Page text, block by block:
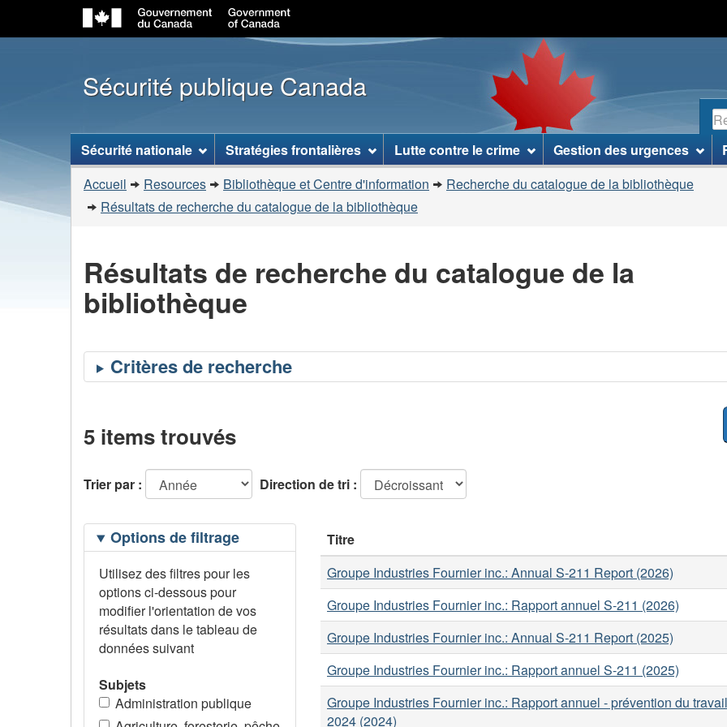
au
contenu
principal
à
«
propos
ce
site
»
à
la
version
simplifiée
Sécurité publique Canada
Menu
des
sujets
Sécurité nationale Stratégies frontalières Lutte contre le crime Gestion des urgences
Vous
êtes
Accueil Resources Bibliothèque et Centre d'information
Recherche du catalogue de la bibliothèque
Résultats de recherche du catalogue de la bibliothèque
Résultats de recherche du catalogue de la
bibliothèque
5 items trouvés
Trier par : Direction de tri :
Filtrage
desOptions de filtrage
Utilisez des filtres pour les
options ci-dessous pour
modifier l'orientation de vos
résultats dans le tableau de
données suivant
Subjets
Administration publique
Titre
Groupe Industries Fournier inc.: Annual S-211 Report (2026)
Groupe Industries Fournier inc.: Rapport annuel S-211 (2026)
Groupe Industries Fournier inc.: Annual S-211 Report (2025)
Groupe Industries Fournier inc.: Rapport annuel S-211 (2025)
Groupe Industries Fournier inc.: Rapport annuel - prévention du
2024 (2024)